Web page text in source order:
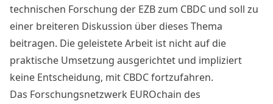
technischen Forschung der EZB zum CBDC und soll zu
einer breiteren Diskussion über dieses Thema
beitragen. Die geleistete Arbeit ist nicht auf die
praktische Umsetzung ausgerichtet und impliziert
keine Entscheidung, mit CBDC fortzufahren.
Das Forschungsnetzwerk EUROchain des